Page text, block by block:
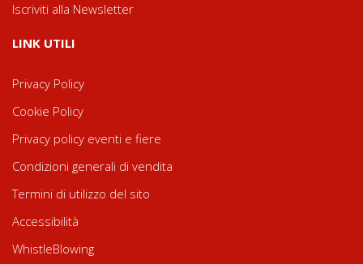
Iscriviti alla Newsletter
LINK UTILI
Privacy Policy
Cookie Policy
Privacy policy eventi e fiere
Condizioni generali di vendita
Termini di utilizzo del sito
Accessibilità
WhistleBlowing